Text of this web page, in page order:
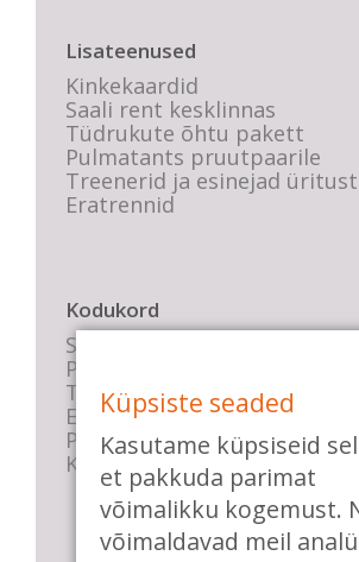
Lisateenused
Kinkekaardid
Saali rent kesklinnas
Tüdrukute õhtu pakett
Pulmatants pruutpaarile
Treenerid ja esinejad
Eratrennid
Kodukord
Stuudio sisekord
Privaatsustingimused
Tasemete kirjeldused
E-poe tingimused
Parkimise info
KKK
Küpsiste seaded
Kasutame küpsiseid
et pakkuda parimat
võimalikku kogemust.
võimaldavad meil